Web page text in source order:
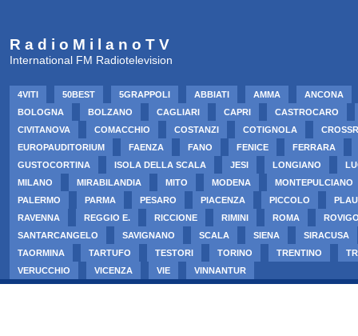
R a d i o M i l a n o T V
International FM Radiotelevision
4VITI 50BEST 5GRAPPOLI ABBIATI AMMA
ANCONA
BOLOGNA
BOLZANO CAGLIARI CAPRI
CASTROCARO
CIVITANOVA
COMACCHIO COSTANZI COTIGNOLA
EUROPAUDITORIUM
FAENZA FANO FENICE
FERRARA
GUSTOCORTINA
ISOLA DELLA SCALA JESI LONGIANO
MILANO
MIRABILANDIA MITO MODENA
MONTEPULCIANO
PALERMO
PARMA PESARO PIACENZA PICCOLO
RAVENNA
REGGIO E. RICCIONE RIMINI ROMA
SANTARCANGELO
SAVIGNANO SCALA SIENA
SIRACUSA
TAORMINA
TARTUFO TESTORI TORINO TRENTINO
VERUCCHIO
VICENZA VIE VINNANTUR